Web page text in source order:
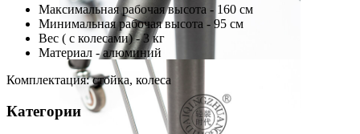
Максимальная рабочая высота - 160 см
Минимальная рабочая высота - 95 см
Вес ( с колесами) - 3 кг
Материал - алюминий
Комплектация: стойка, колеса
Категории